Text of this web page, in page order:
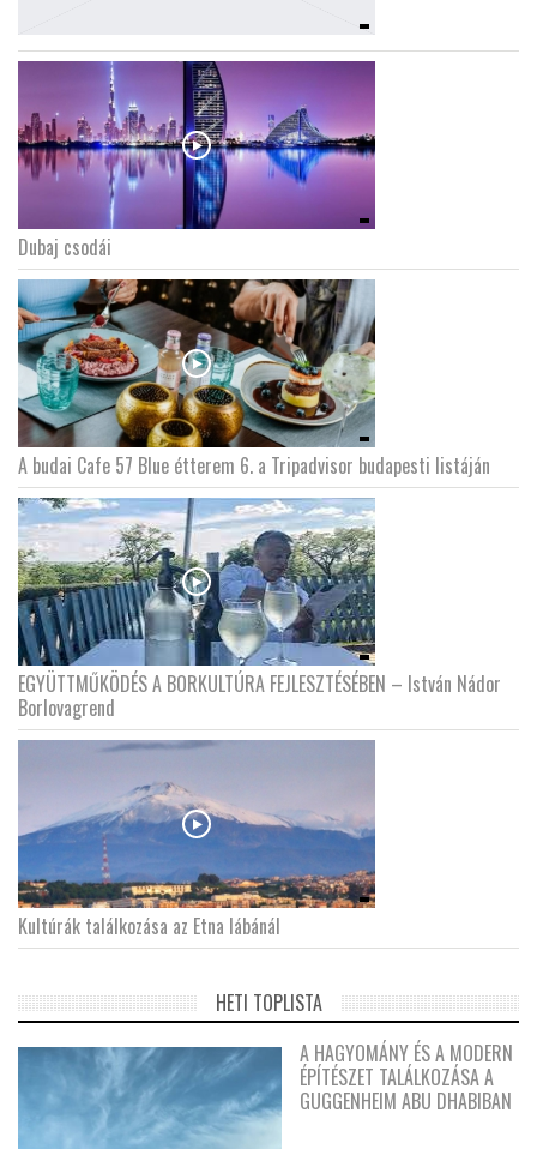
Dubaj csodái
A budai Cafe 57 Blue étterem 6. a Tripadvisor budapesti listáján
EGYÜTTMŰKÖDÉS A BORKULTÚRA FEJLESZTÉSÉBEN – István Nádor
Borlovagrend
Kultúrák találkozása az Etna lábánál
HETI TOPLISTA
A HAGYOMÁNY ÉS A MODERN
ÉPÍTÉSZET TALÁLKOZÁSA A
GUGGENHEIM ABU DHABIBAN